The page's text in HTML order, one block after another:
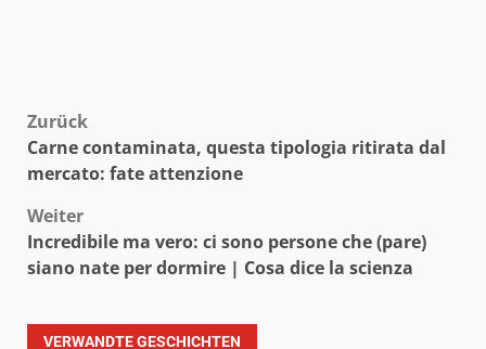
Beitragsnavigation
Zurück
Carne contaminata, questa tipologia ritirata dal
mercato: fate attenzione
Weiter
Incredibile ma vero: ci sono persone che (pare)
siano nate per dormire | Cosa dice la scienza
VERWANDTE GESCHICHTEN